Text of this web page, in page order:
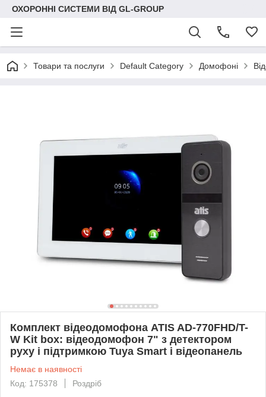
ОХОРОННІ СИСТЕМИ ВІД GL-GROUP
Товари та послуги Default Category Домофоні
Комплект відеодомофона ATIS AD-770FHD/T-
W Kit box: відеодомофон 7" з детектором
руху і підтримкою Tuya Smart і відеопанель
Немає в наявності
Код: 175378
Роздріб